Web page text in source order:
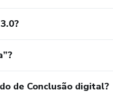
de Conclusão digital?